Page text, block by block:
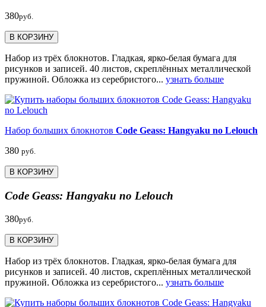
380руб.
В КОРЗИНУ
Набор из трёх блокнотов. Гладкая, ярко-белая бумага для
рисунков и записей. 40 листов, скреплённых металлической
пружиной. Обложка из серебристого... узнать больше
Набор больших блокнотов Code Geass: Hangyaku no Lelouch
380 руб.
В КОРЗИНУ
Code Geass: Hangyaku no Lelouch
380руб.
В КОРЗИНУ
Набор из трёх блокнотов. Гладкая, ярко-белая бумага для
рисунков и записей. 40 листов, скреплённых металлической
пружиной. Обложка из серебристого... узнать больше